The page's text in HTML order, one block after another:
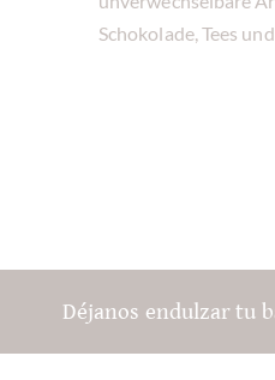
Schokolade, Tees
Déjanos endulzar tu